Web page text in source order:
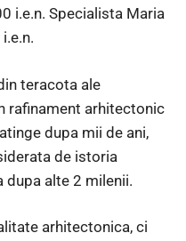
i.e.n. Specialista Maria
teracota ale
rafinament arhitectonic
dupa mii de ani,
de istoria
dupa alte 2 milenii.
arhitectonica, ci